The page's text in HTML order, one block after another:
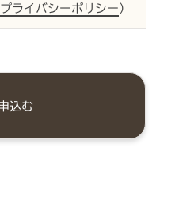
プライバシーポリシー）